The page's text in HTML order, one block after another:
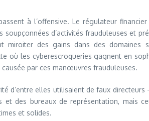
à l’offensive. Le régulateur
d’activités frauduleuses et
miroiter des gains dans des domaines
où les cyberescroqueries gagnent en
par ces manœuvres frauduleuses.
d’entre elles utilisaient de faux
des bureaux de représentation, mais
et solides.